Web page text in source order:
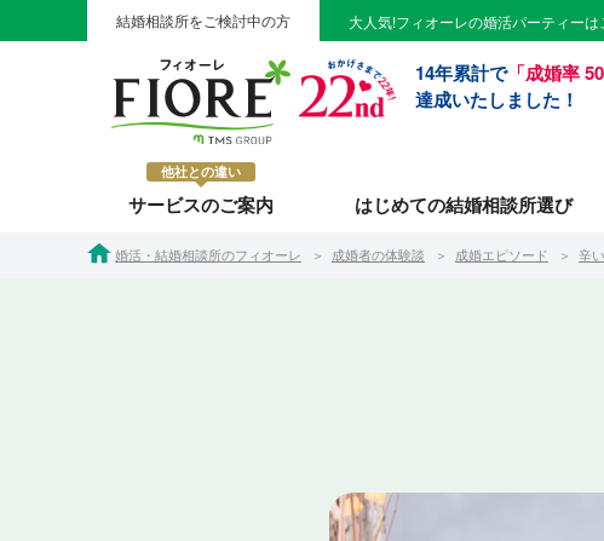
結婚相談所をご検討中の方 大人気!フィオーレの婚活パーティーは
14年累計で「成婚率
達成いたしました！
他社との違い
サービスのご案内 はじめての結婚相談所選び
婚活・結婚相談所のフィオーレ 成婚者の体験談 成婚エピソード 辛